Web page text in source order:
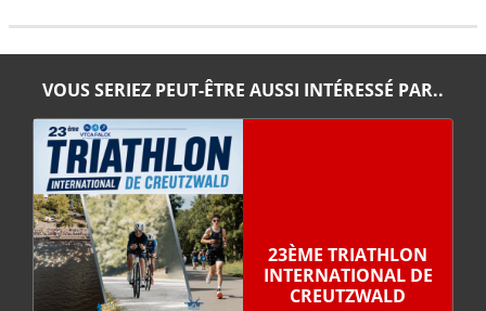
VOUS SERIEZ PEUT-ÊTRE AUSSI INTÉRESSÉ PAR..
23ÈME TRIATHLON
INTERNATIONAL DE
CREUTZWALD